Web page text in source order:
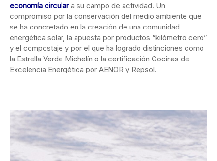
economía circular a su campo de actividad. Un
compromiso por la conservación del medio ambiente que
se ha concretado en la creación de una comunidad
energética solar, la apuesta por productos “kilómetro cero”
y el compostaje y por el que ha logrado distinciones como
la Estrella Verde Michelín o la certificación Cocinas de
Excelencia Energética por AENOR y Repsol.